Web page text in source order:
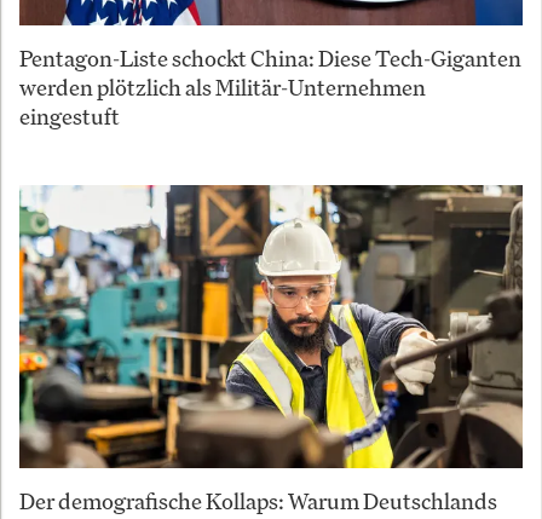
Pentagon-Liste schockt China: Diese Tech-Giganten
werden plötzlich als Militär-Unternehmen
eingestuft
Der demografische Kollaps: Warum Deutschlands